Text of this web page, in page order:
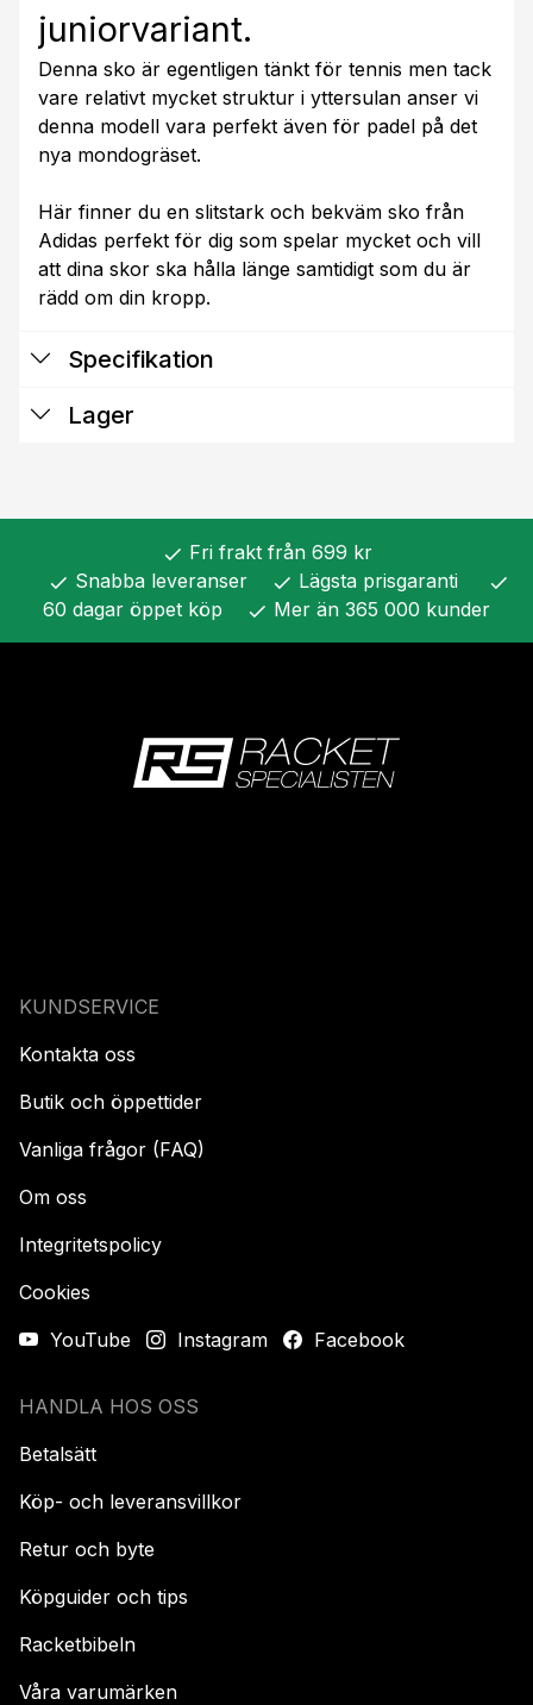
juniorvariant.
Denna sko är egentligen tänkt för tennis men tack
vare relativt mycket struktur i yttersulan anser vi
denna modell vara perfekt även för padel på det
nya mondogräset.
Här finner du en slitstark och bekväm sko från
Adidas perfekt för dig som spelar mycket och vill
att dina skor ska hålla länge samtidigt som du är
rädd om din kropp.
Specifikation
Lager
check Fri frakt från 699 kr
check Snabba leveranser check Lägsta prisgaranti check
60 dagar öppet köp check Mer än 365 000 kunder
KUNDSERVICE
Kontakta oss
Butik och öppettider
Vanliga frågor (FAQ)
Om oss
Integritetspolicy
Cookies
YouTube
Instagram Facebook
HANDLA HOS OSS
Betalsätt
Köp- och leveransvillkor
Retur och byte
Köpguider och tips
Racketbibeln
Våra varumärken